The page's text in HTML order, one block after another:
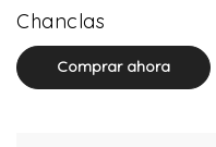
Chanclas
Comprar ahora